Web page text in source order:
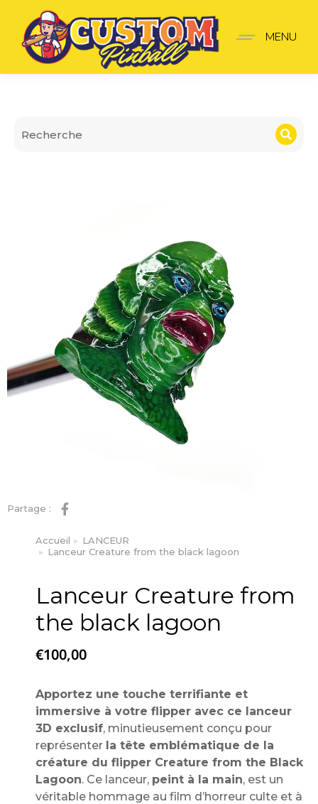
Lanceur Creature from
MENU
Partage :
Vous êtes ici :
Accueil
LANCEUR
Lanceur Creature from the black lagoon
Lanceur Creature from
the black lagoon
€100,00
Apportez une touche terrifiante et
immersive à votre flipper avec ce lanceur
3D exclusif, minutieusement conçu pour
représenter la tête emblématique de la
créature du flipper Creature from the Black
Lagoon. Ce lanceur, peint à la main, est un
véritable hommage au film d’horreur culte et à